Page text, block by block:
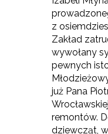
z
Zakład
wywołany
pewnych
już Pana
remontów.
dziewcząt,